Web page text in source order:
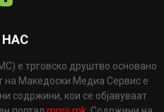
НАС
е трговско друштво основано
на Македоски Медиа Сервис е
содржини, кои се објавуваат